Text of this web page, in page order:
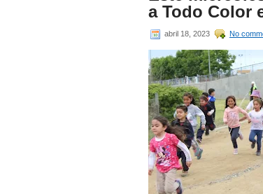
a Todo Color
abril 18, 2023 No